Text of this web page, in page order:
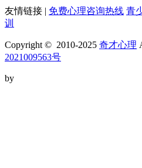
友情链接 | 免费心理咨询热线 青
训
Copyright © 2010-2025 奇才心理
2021009563号
by